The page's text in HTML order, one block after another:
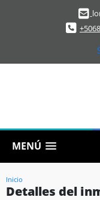
MENÚ
Inicio
Detalles del